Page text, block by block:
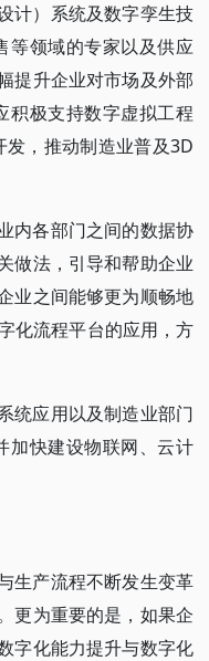
计）系统及数字孪生技
等领域的专家以及供应
提升企业对市场及外部
积极支持数字虚拟工程
发，推动制造业普及3D
内各部门之间的数据协
做法，引导和帮助企业
业之间能够更为顺畅地
化流程平台的应用，方
统应用以及制造业部门
加快建设物联网、云计
生产流程不断发生变革
更为重要的是，如果企
字化能力提升与数字化